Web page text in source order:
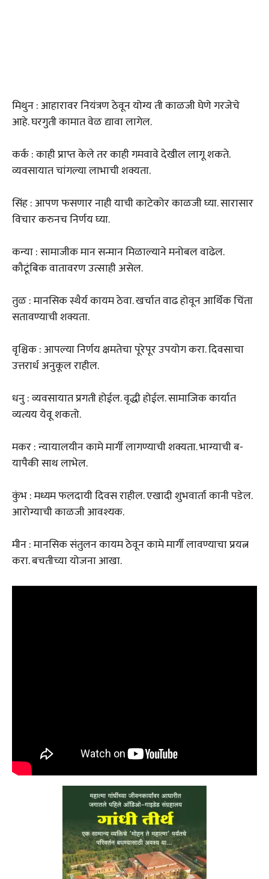
मिथुन : आहारावर नियंत्रण ठेवून योग्य ती काळजी घेणे गरजेचे
आहे. घरगुती कामात वेळ द्यावा लागेल.
कर्क : काही प्राप्त केले तर काही गमवावे देखील लागू शकते.
व्यवसायात चांगल्या लाभाची शक्यता.
सिंह : आपण फसणार नाही याची काटेकोर काळजी घ्या. सारासार
विचार करुनच निर्णय घ्या.
कन्या : सामाजीक मान सन्मान मिळाल्याने मनोबल वाढेल.
कौटूंबिक वातावरण उत्साही असेल.
तुळ : मानसिक स्थैर्य कायम ठेवा. खर्चात वाढ होवून आर्थिक चिंता
सतावण्याची शक्यता.
वृश्चिक : आपल्या निर्णय क्षमतेचा पूरेपूर उपयोग करा. दिवसाचा
उत्तरार्ध अनुकूल राहील.
धनु : व्यवसायात प्रगती होईल. वृद्धी होईल. सामाजिक कार्यात
व्यत्यय येवू शकतो.
मकर : न्यायालयीन कामे मार्गी लागण्याची शक्यता. भाग्याची ब-
यापैकी साथ लाभेल.
कुंभ : मध्यम फलदायी दिवस राहील. एखादी शुभवार्ता कानी पडेल.
आरोग्याची काळजी आवश्यक.
मीन : मानसिक संतुलन कायम ठेवून कामे मार्गी लावण्याचा प्रयत्न
करा. बचतीच्या योजना आखा.